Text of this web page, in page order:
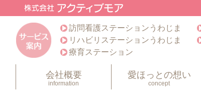
訪問看護ステーションうわじま
リハビリステーションうわじま
療育ステーション
会社概要
information
愛ほっとの想い
concept